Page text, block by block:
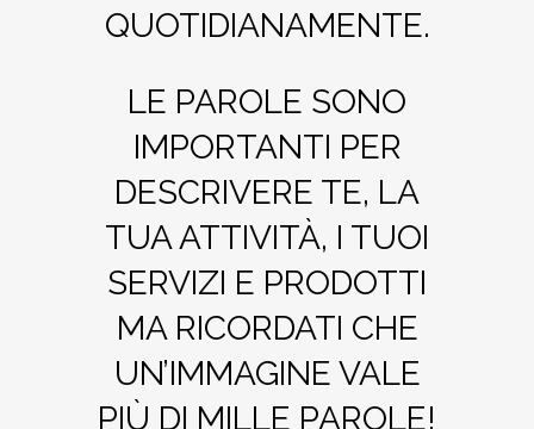
QUOTIDIANAMENTE.
LE PAROLE SONO
IMPORTANTI PER
DESCRIVERE TE, LA
TUA ATTIVITÀ, I TUOI
SERVIZI E PRODOTTI
MA RICORDATI CHE
UN’IMMAGINE VALE
PIÙ DI MILLE PAROLE!